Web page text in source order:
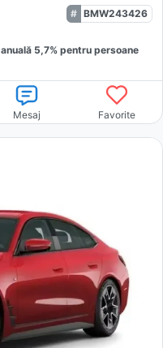
BMW243426
anuală 5,7% pentru persoane
Mesaj Favorite